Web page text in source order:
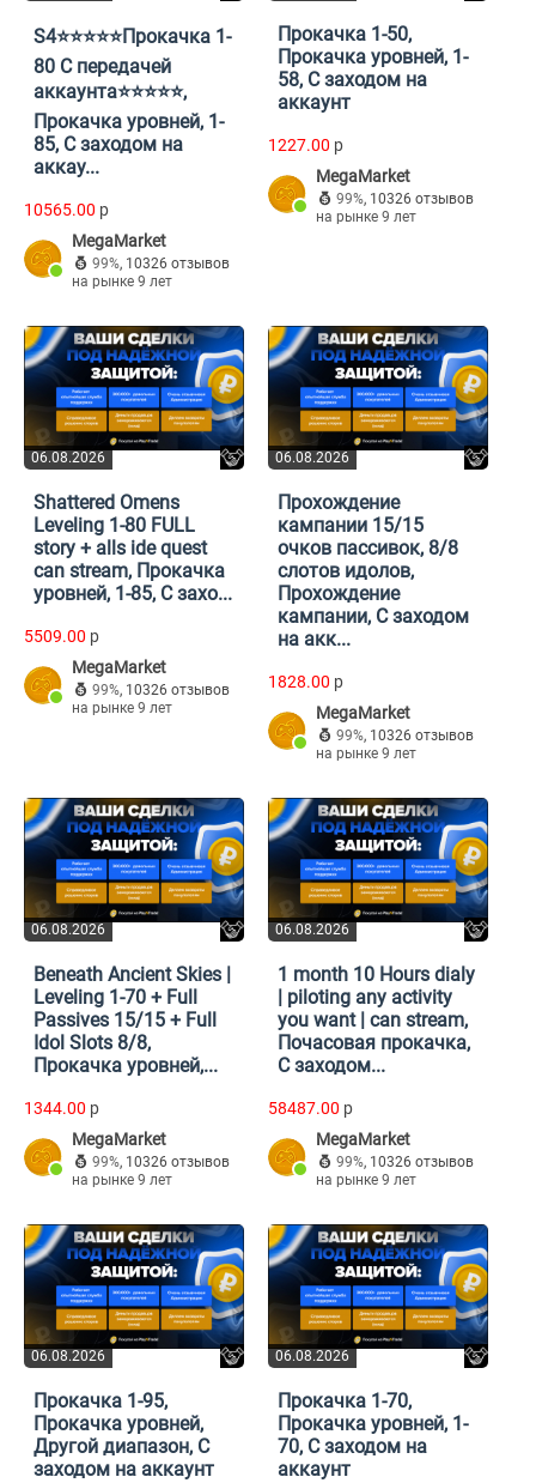
S4⭐️⭐️⭐️⭐️⭐️Прокачка 1-
80 С передачей
аккаунта⭐️⭐️⭐️⭐️⭐️,
Прокачка уровней, 1-
85, С заходом на
аккау...
10565.00 p
MegaMarket
99%, 10326 отзывов
на рынке 9 лет
Прокачка 1-50,
Прокачка уровней, 1-
58, С заходом на
аккаунт
1227.00 p
MegaMarket
99%, 10326 отзывов
на рынке 9 лет
06.08.2026
Shattered Omens
Leveling 1-80 FULL
story + alls ide quest
can stream, Прокачка
уровней, 1-85, С захо...
5509.00 p
MegaMarket
99%, 10326 отзывов
на рынке 9 лет
06.08.2026
Прохождение
кампании 15/15
очков пассивок, 8/8
слотов идолов,
Прохождение
кампании, С заходом
на акк...
1828.00 p
MegaMarket
99%, 10326 отзывов
на рынке 9 лет
06.08.2026
Beneath Ancient Skies |
Leveling 1-70 + Full
Passives 15/15 + Full
Idol Slots 8/8,
Прокачка уровней,...
1344.00 p
MegaMarket
99%, 10326 отзывов
на рынке 9 лет
06.08.2026
1 month 10 Hours dialy
| piloting any activity
you want | can stream,
Почасовая прокачка,
С заходом...
58487.00 p
MegaMarket
99%, 10326 отзывов
на рынке 9 лет
06.08.2026
Прокачка 1-95,
Прокачка уровней,
Другой диапазон, С
заходом на аккаунт
06.08.2026
Прокачка 1-70,
Прокачка уровней, 1-
70, С заходом на
аккаунт